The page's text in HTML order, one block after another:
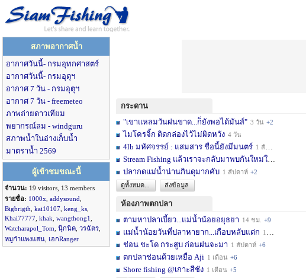
สภาพอากาศน้ำ
อากาศวันนี้- กรมอุทกศาสตร์
อากาศวันนี้- กรมอุตุฯ
อากาศ 7 วัน - กรมอุตุฯ
อากาศ 7 วัน - freemeteo
ภาพถ่ายดาวเทียม
พยากรณ์ลม - windguru
สภาพน้ำในอ่างเก็บน้ำ
มาตราน้ำ 2569
ผู้เข้าชมขณะนี้
จำนวน: 19 visitors, 13 members
รายชื่อ: 1000x addysound
Bigbrigth kai10107 keng_ks
Khai77777 khak wangthong1
Watcharapol_Tom นุ๊กนิค วรฉัตร
หมูกำแพงแสน เอกRanger
กระดาน
"เขาแหลมวันฝนขาด...ก็ยังพอได้มันส์" 3 วัน +2
ไมโครจิ้ก ติดกล่องไว้ไม่ผิดหวัง 4 วัน
4lb มหัศจรรย์ : แสมสาร ชื่อนี้ยังมีมนตร์ 1 สัปดาห์
Stream Fishing แล้วเราจะกลับมาพบกันใหม่ใ
ปลากดแม่น้ำน่านกินดุมากคับ 1 สัปดาห์ +2
ดูทั้งหมด...
ส่งข้อมูล
ห้องภาพตกปลา
ตามหาปลาเบี้ยว...แม่น้ำน้อยอยุธยา 14 ชม. +9
แม่น้ำน้อยวันที่ปลาหายาก...เกือบหลับแต่ก 14 ชม.
ช่อน ชะโด กระสูบ ก่อนฝนจะมา 1 สัปดาห์ +6
ตกปลาช่อนด้วยเหยื่อ Aji 1 เดือน +6
Shore fishing @เกาะสีชัง 1 เดือน +5